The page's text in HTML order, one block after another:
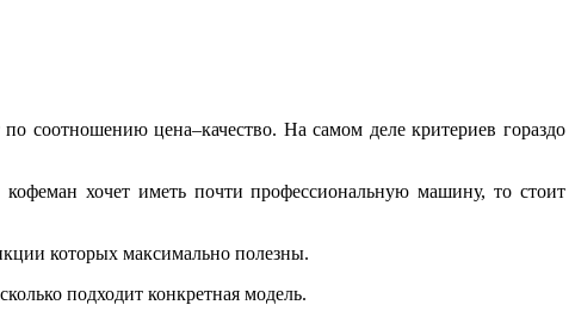
соотношению цена–качество. На самом деле критериев гораздо
хочет иметь почти профессиональную машину, то стоит
которых максимально полезны.
подходит конкретная модель.